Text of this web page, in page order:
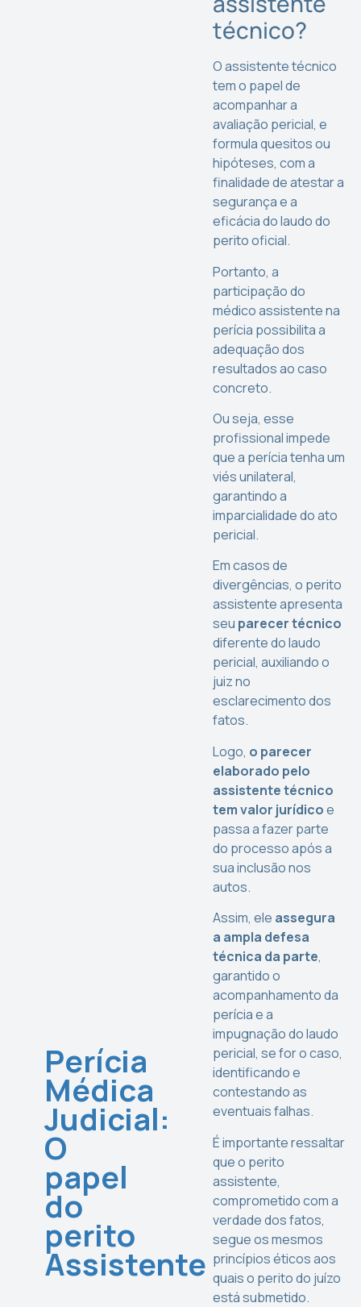
Perícia
Médica
Judicial:
O
papel
do
perito
Assistente
técnico?
O assistente técnico
tem o papel de
acompanhar a
avaliação pericial, e
formula quesitos ou
hipóteses, com a
finalidade de atestar a
segurança e a
eficácia do laudo do
perito oficial.
Portanto, a
participação do
médico assistente na
perícia possibilita a
adequação dos
resultados ao caso
concreto.
Ou seja, esse
profissional impede
que a perícia tenha um
viés unilateral,
garantindo a
imparcialidade do ato
pericial.
Em casos de
divergências, o perito
assistente apresenta
seu parecer técnico
diferente do laudo
pericial, auxiliando o
juiz no
esclarecimento dos
fatos.
Logo, o parecer
elaborado pelo
assistente técnico
tem valor jurídicoe
passa a fazer parte
do processo após a
sua inclusão nos
autos.
Assim, ele assegura
a ampla defesa
técnica da parte,
garantido o
acompanhamento da
perícia e a
impugnação do laudo
pericial, se for o caso,
identificando e
contestando as
eventuais falhas.
É importante ressaltar
que o perito
assistente,
comprometido com a
verdade dos fatos,
segue os mesmos
princípios éticos aos
quais o perito do juízo
está submetido.